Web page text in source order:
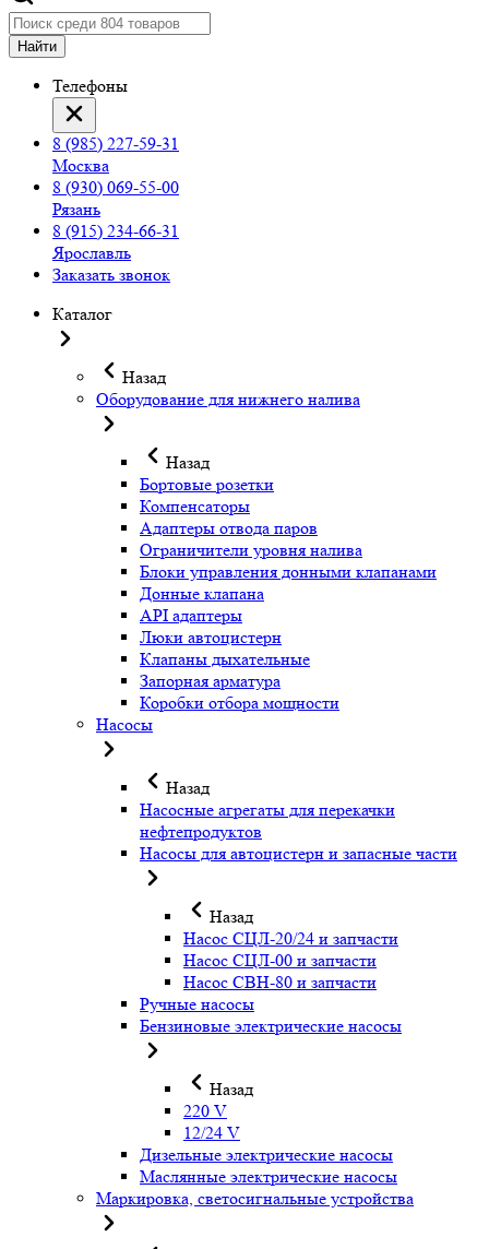
Найти
Телефоны
8 (985) 227-59-31
Москва
8 (930) 069-55-00
Рязань
8 (915) 234-66-31
Ярославль
Заказать звонок
Каталог
Назад
Оборудование для нижнего налива
Назад
Бортовые розетки
Компенсаторы
Адаптеры отвода паров
Ограничители уровня налива
Блоки управления донными клапанами
Донные клапана
API адаптеры
Люки автоцистерн
Клапаны дыхательные
Запорная арматура
Коробки отбора мощности
Насосы
Назад
Насосные агрегаты для перекачки
нефтепродуктов
Насосы для автоцистерн и запасные части
Назад
Насос СЦЛ-20/24 и запчасти
Насос СЦЛ-00 и запчасти
Насос СВН-80 и запчасти
Ручные насосы
Бензиновые электрические насосы
Назад
220 V
12/24 V
Дизельные электрические насосы
Маслянные электрические насосы
Маркировка, светосигнальные устройства